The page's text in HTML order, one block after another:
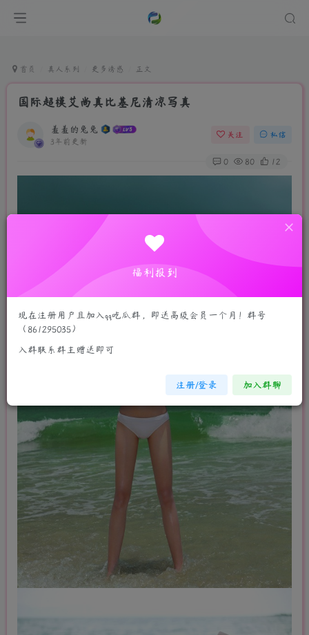
首页 真人系列 更多诱惑 正文
国际超模艾尚真比基尼清凉写真
羞羞的兔兔
3年前更新
关注 私信
0 80 12
福利报到
现在注册用户且加入qq吃瓜群，即送高级会员一个月！群号
（861295035）
入群联系群主赠送即可
注册/登录 加入群聊